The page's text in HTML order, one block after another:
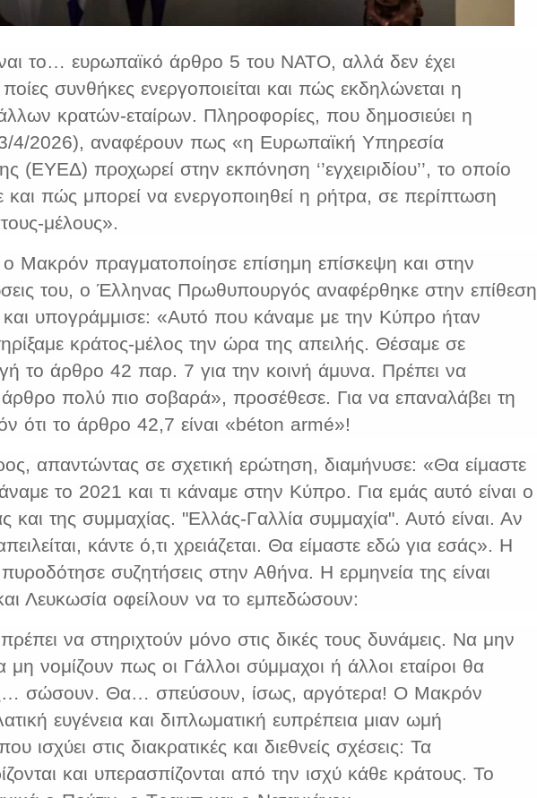
το… ευρωπαϊκό άρθρο 5 του ΝΑΤΟ, αλλά δεν έχει
συνθήκες ενεργοποιείται και πώς εκδηλώνεται η
κρατών-εταίρων. Πληροφορίες, που δημοσιεύει η
4/2026), αναφέρουν πως «η Ευρωπαϊκή Υπηρεσία
(ΕΥΕΔ) προχωρεί στην εκπόνηση ‘’εγχειριδίου’’, το οποίο
και πώς μπορεί να ενεργοποιηθεί η ρήτρα, σε περίπτωση
μέλους».
Μακρόν πραγματοποίησε επίσημη επίσκεψη και στην
του, ο Έλληνας Πρωθυπουργός αναφέρθηκε στην επίθεση
υπογράμμισε: «Αυτό που κάναμε με την Κύπρο ήταν
κράτος-μέλος την ώρα της απειλής. Θέσαμε σε
το άρθρο 42 παρ. 7 για την κοινή άμυνα. Πρέπει να
πολύ πιο σοβαρά», προσέθεσε. Για να επαναλάβει τη
ότι το άρθρο 42,7 είναι «béton armé»!
απαντώντας σε σχετική ερώτηση, διαμήνυσε: «Θα είμαστε
το 2021 και τι κάναμε στην Κύπρο. Για εμάς αυτό είναι ο
και της συμμαχίας. "Ελλάς-Γαλλία συμμαχία". Αυτό είναι. Αν
κάντε ό,τι χρειάζεται. Θα είμαστε εδώ για εσάς». Η
συζητήσεις στην Αθήνα. Η ερμηνεία της είναι
Λευκωσία οφείλουν να το εμπεδώσουν:
να στηριχτούν μόνο στις δικές τους δυνάμεις. Να μην
μη νομίζουν πως οι Γάλλοι σύμμαχοι ή άλλοι εταίροι θα
σώσουν. Θα… σπεύσουν, ίσως, αργότερα! Ο Μακρόν
ευγένεια και διπλωματική ευπρέπεια μιαν ωμή
ισχύει στις διακρατικές και διεθνείς σχέσεις: Τα
και υπερασπίζονται από την ισχύ κάθε κράτους. Το